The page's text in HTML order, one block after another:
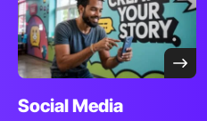
Social Media